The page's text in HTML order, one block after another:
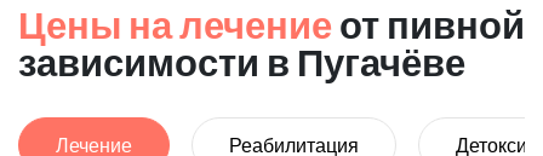
Цены на лечение от пивной
зависимости в Пугачёве
Лечение Реабилитация